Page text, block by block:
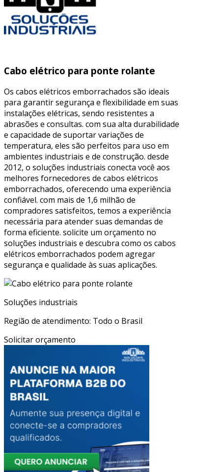
Cabo elétrico para ponte rolante
Os cabos elétricos emborrachados são ideais
para garantir segurança e flexibilidade em suas
instalações elétricas, sendo resistentes a
abrasões e consultas. com sua alta durabilidade
e capacidade de suportar variações de
temperatura, eles são perfeitos para uso em
ambientes industriais e de construção. desde
2012, o soluções industriais conecta você aos
melhores fornecedores de cabos elétricos
emborrachados, oferecendo uma experiência
confiável. com mais de 1,6 milhão de
compradores satisfeitos, temos a experiência
necessária para atender suas demandas de
forma eficiente. solicite um orçamento no
soluções industriais e descubra como os cabos
elétricos emborrachados podem agregar
segurança e qualidade às suas aplicações.
Soluções industriais
Região de atendimento: Todo o Brasil
Solicitar orçamento